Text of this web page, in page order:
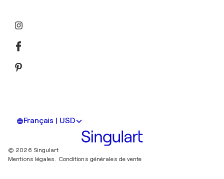
Français | USD
© 2026 Singulart
Mentions légales. Conditions générales de vente